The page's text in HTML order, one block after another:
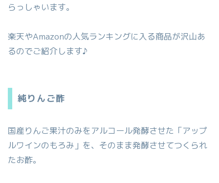
らっしゃいます。
楽天やAmazonの人気ランキングに入る商品が沢山あ
るのでご紹介します♪
純りんご酢
国産りんご果汁のみをアルコール発酵させた「アップ
ルワインのもろみ」を、そのまま発酵させてつくられ
たお酢。